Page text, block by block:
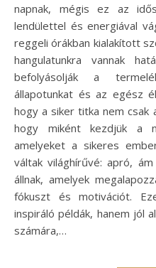
napnak, mégis ez az
lendülettel és energiával
reggeli órákban kialakított
hangulatunkra vannak
befolyásolják a
állapotunkat és az egész
hogy a siker titka nem csak
hogy miként kezdjük a
amelyeket a sikeres
váltak világhírűvé: apró,
állnak, amelyek
fókuszt és motivációt.
inspiráló példák, hanem jól
számára,…